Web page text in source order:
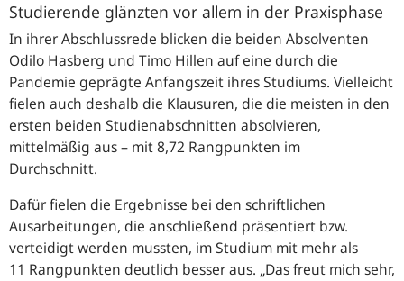
Studierende glänzten vor allem in der Praxisphase
In ihrer Abschlussrede blicken die beiden Absolventen
Odilo Hasberg und Timo Hillen auf eine durch die
Pandemie geprägte Anfangszeit ihres Studiums. Vielleicht
fielen auch deshalb die Klausuren, die die meisten in den
ersten beiden Studienabschnitten absolvieren,
mittelmäßig aus – mit 8,72 Rangpunkten im
Durchschnitt.
Dafür fielen die Ergebnisse bei den schriftlichen
Ausarbeitungen, die anschließend präsentiert bzw.
verteidigt werden mussten, im Studium mit mehr als
11 Rangpunkten deutlich besser aus. Das freut mich sehr,